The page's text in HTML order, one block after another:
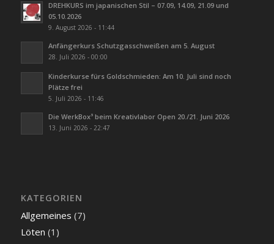
DREHKURS im japanischen Stil – 07.09, 14.09, 21.09 und
05.10.2026
9. August 2026 - 11:44
Anfängerkurs Schutzgasschweißen am 5. August
28. Juli 2026 - 00:00
Kinderkurse fürs Goldschmieden: Am 10. Juli sind noch
Plätze frei
5. Juli 2026 - 11:46
Die WerkBox³ beim Kreativlabor Open 20./21. Juni 2026
13. Juni 2026 - 22:47
KATEGORIEN
Allgemeines (7)
Löten (1)